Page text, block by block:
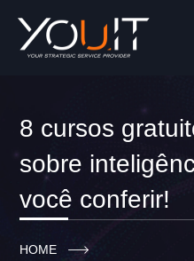
8 cursos
sobre
você conferir!
HOME